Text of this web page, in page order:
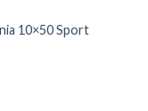
10×50 Sport